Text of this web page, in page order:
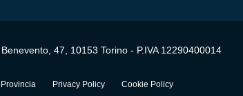
47, 10153 Torino - P.IVA 12290400014
Privacy Policy Cookie Policy